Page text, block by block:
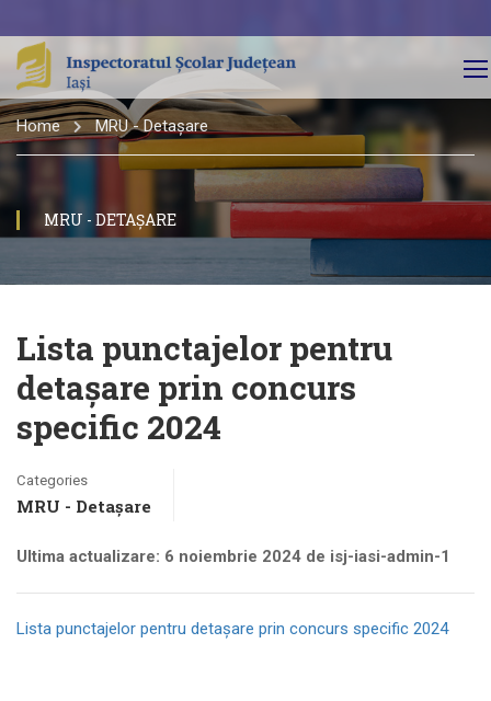
Home MRU - Detașare
MRU - DETAȘARE
Lista punctajelor pentru
detașare prin concurs
specific 2024
Categories
MRU - Detașare
Ultima actualizare: 6 noiembrie 2024 de isj-iasi-admin-1
Lista punctajelor pentru detașare prin concurs specific 2024